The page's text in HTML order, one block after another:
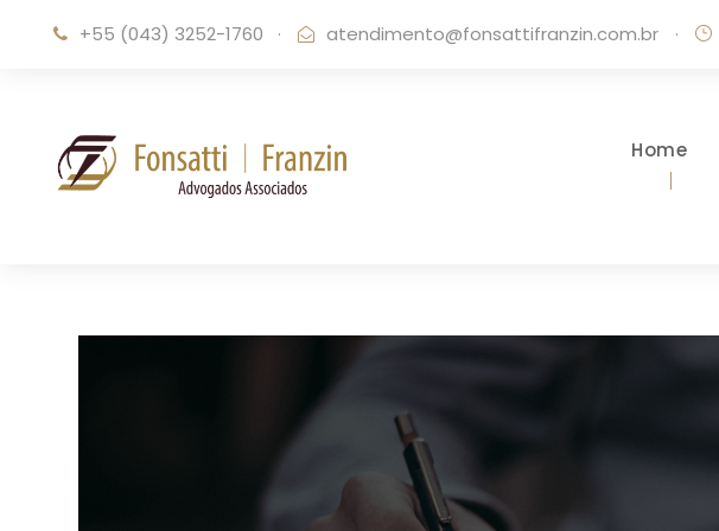
+55 (043) 3252-1760 · atendimento@fonsattifranzin.com.br ·
Home